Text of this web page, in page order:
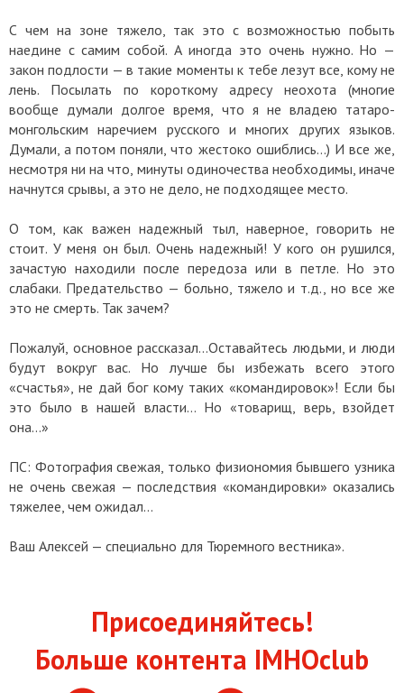
С чем на зоне тяжело, так это с возможностью побыть
наедине с самим собой. А иногда это очень нужно. Но —
закон подлости — в такие моменты к тебе лезут все, кому не
лень. Посылать по короткому адресу неохота (многие
вообще думали долгое время, что я не владею татаро-
монгольским наречием русского и многих других языков.
Думали, а потом поняли, что жестоко ошиблись…) И все же,
несмотря ни на что, минуты одиночества необходимы, иначе
начнутся срывы, а это не дело, не подходящее место.
О том, как важен надежный тыл, наверное, говорить не
стоит. У меня он был. Очень надежный! У кого он рушился,
зачастую находили после передоза или в петле. Но это
слабаки. Предательство — больно, тяжело и т.д., но все же
это не смерть. Так зачем?
Пожалуй, основное рассказал…Оставайтесь людьми, и люди
будут вокруг вас. Но лучше бы избежать всего этого
«счастья», не дай бог кому таких «командировок»! Если бы
это было в нашей власти… Но «товарищ, верь, взойдет
она…»
ПС: Фотография свежая, только физиономия бывшего узника
не очень свежая — последствия «командировки» оказались
тяжелее, чем ожидал…
Ваш Алексей — специально для Тюремного вестника».
Присоединяйтесь!
Больше контента IMHOclub